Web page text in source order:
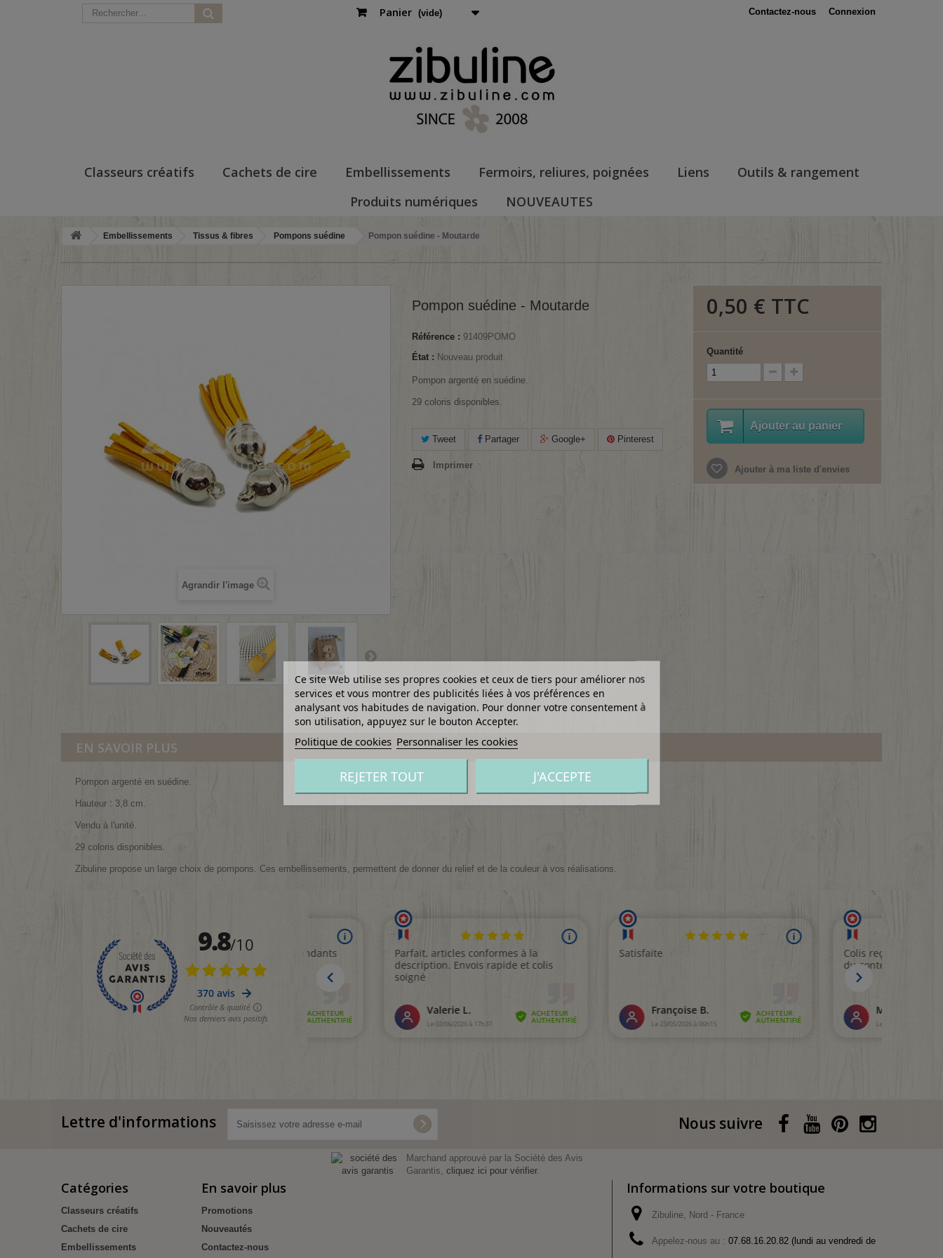
Connexion
Contactez-nous
Panier (vide)
Classeurs créatifs Cachets de cire Embellissements Fermoirs, reliures, poignées Liens
Outils & rangement
Produits numériques
NOUVEAUTES
Embellissements Tissus & fibres Pompons suédine Pompon suédine - Moutarde
Agrandir l'image
Pompon suédine - Moutarde
Référence : 91409POMO
État : Nouveau produit
Pompon argenté en suédine.
29 coloris disponibles.
Tweet Partager Google+ Pinterest
Imprimer
0,50 € TTC
Quantité
Ajouter au panier
Ajouter à ma liste d'envies
EN SAVOIR PLUS
Pompon argenté en suédine.
Hauteur : 3,8 cm.
Vendu à l'unité.
29 coloris disponibles.
Zibuline propose un large choix de pompons. Ces embellissements, permettent de donner du relief et de la couleur à vos réalisations.
Lettre d'informations Nous suivre
Catégories
Classeurs créatifs
Cachets de cire
Embellissements
En savoir plus
Promotions
Nouveautés
Contactez-nous
Informations sur votre boutique
Zibuline, Nord - France
Appelez-nous au :07.68.16.20.82 (lundi au vendredi de
Marchand approuvé par la Société des Avis
Garantis, cliquez ici pour vérifier.
Ce site Web utilise ses propres cookies et ceux de tiers pour améliorer nos
services et vous montrer des publicités liées à vos préférences en
analysant vos habitudes de navigation. Pour donner votre consentement à
son utilisation, appuyez sur le bouton Accepter.
Politique de cookies Personnaliser les cookies
REJETER TOUT J'ACCEPTE